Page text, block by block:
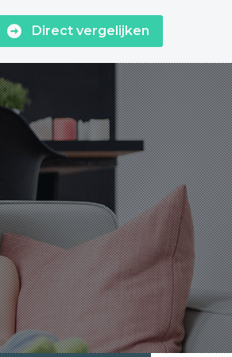
Direct vergelijken